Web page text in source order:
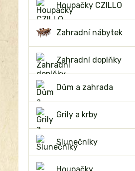
Houpačky CZILLO
Zahradní nábytek
Zahradní doplňky
Dům a zahrada
Grily a krby
Slunečníky